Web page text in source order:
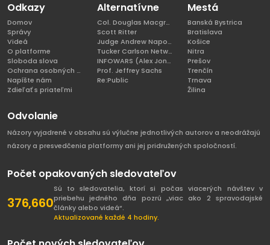
Odkazy
Domov
Správy
Videá
O platforme
Sloboda slova
Ochrana osobných údajov
Napíšte nám
Zdieľať s priateľmi
Alternatívne
Col. Douglas Macgregor, Ph.D
Scott Ritter
Judge Andrew Napolitano
Tucker Carlson Network
INFOWARS (Alex Jones)
Prof. Jeffrey Sachs
Re:Public
Mestá
Banská Bystrica
Bratislava
Košice
Nitra
Prešov
Trenčín
Trnava
Žilina
Odvolanie
Názory vyjadrené v obsahu sú výlučne jednotlivých autorov a neodrážajú
názory a presvedčenia platformy ani jej pridružených spoločností.
Počet opakovaných sledovateľov
376,660
Sú to sledovatelia, ktorí si počas viacerých návštev v
priebehu jedného dňa pozrú „viac ako 2 spravodajské
články alebo videá“.
Aktualizované každé 4 hodiny.